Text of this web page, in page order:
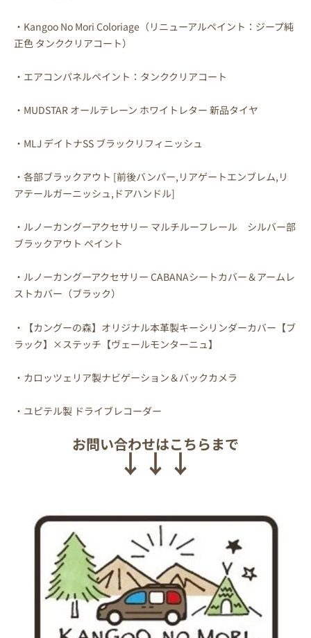
・Kangoo No Mori Coloriage（リニューアルペイント：ジープ純
正色 タンククリアコート）
・エアコンパネルペイント：タンククリアコート
・MUDSTAR オールテレーン ホワイトレター 新品タイヤ
・MLJ デイトナSS ブラックリフィニッシュ
・各部ブラックアウト [前後バンパー,リアゲートエンブレム,リ
アテールガーニッシュ,ドアハンドル]
・ルノーカングーアクセサリー マルチルーフレール シルバー部
ブラックアウト ペイント
・ルノーカングーアクセサリー CABANAシートカバー＆アームレ
ストカバー（ブラック）
・【カングーの森】オリジナル本革製キーシリンダーカバー【ブ
ラック】×ステッチ【ヴェールモンターニュ】
・カロッツェリア製ナビゲーション＆バックカメラ
・ユピテル製 ドライブレコーダー
お問い合わせはこちらまで
↓↓↓